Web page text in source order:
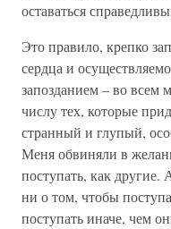
оставаться
Это правило, крепко
сердца и
запозданием – во всем
числу тех, которые
странный и глупый,
Меня обвиняли в
поступать, как другие.
ни о том, чтобы
поступать иначе, чем